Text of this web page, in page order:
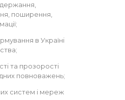
поширення,
в Україні
та прозорості
повноважень;
систем і мереж